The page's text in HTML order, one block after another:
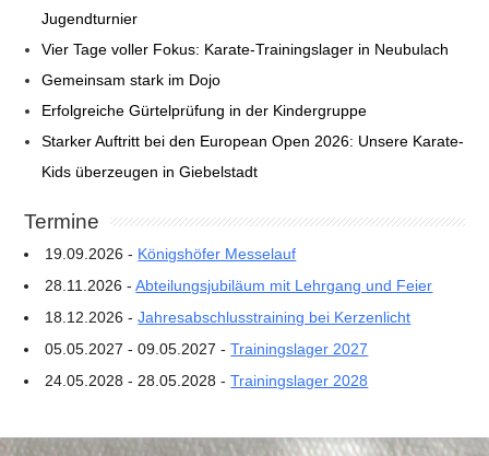
Jugendturnier
Vier Tage voller Fokus: Karate-Trainingslager in Neubulach
Gemeinsam stark im Dojo
Erfolgreiche Gürtelprüfung in der Kindergruppe
Starker Auftritt bei den European Open 2026: Unsere Karate-
Kids überzeugen in Giebelstadt
Termine
19.09.2026 - Königshöfer Messelauf
28.11.2026 -Abteilungsjubiläum mit Lehrgang und Feier
18.12.2026 -Jahresabschlusstraining bei Kerzenlicht
05.05.2027 - 09.05.2027 -Trainingslager 2027
24.05.2028 - 28.05.2028 -Trainingslager 2028